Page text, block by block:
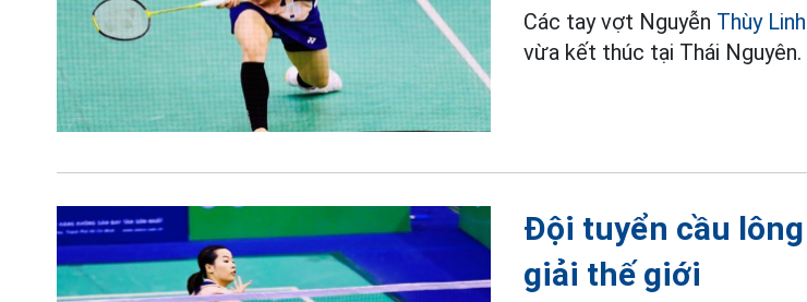
Các tay vợt Nguyễn Thùy Linh
vừa kết thúc tại Thái Nguyên.
Đội tuyển cầu
giải thế giới